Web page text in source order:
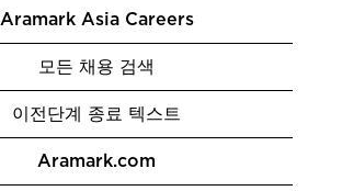
Aramark Asia Careers
모든 채용 검색
이전단계 종료 텍스트
Aramark.com